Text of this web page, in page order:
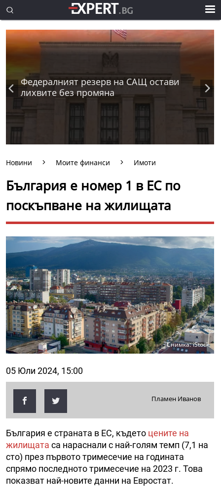
Федералният резерв на САЩ остави
лихвите без промяна
Новини Моите финанси Имоти
България е номер 1 в ЕС по
поскъпване на жилищата
Снимка: iStock
05 Юли 2024, 15:00
Пламен Иванов
България е страната в ЕС, където цените на
жилищата са нараснали с най-голям темп (7,1 на
сто) през първото тримесечие на годината
спрямо последното тримесечие на 2023 г. Това
показват най-новите данни на Евростат.